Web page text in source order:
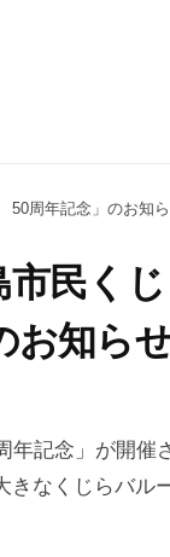
50周年記念」のお知
市民く
お知ら
記念」が開催
きなくじらバル